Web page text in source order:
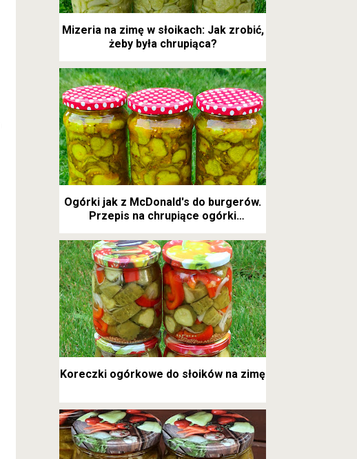
Mizeria na zimę w słoikach: Jak zrobić,
żeby była chrupiąca?
Ogórki jak z McDonald's do burgerów.
Przepis na chrupiące ogórki
Koreczki ogórkowe do słoików na zimę